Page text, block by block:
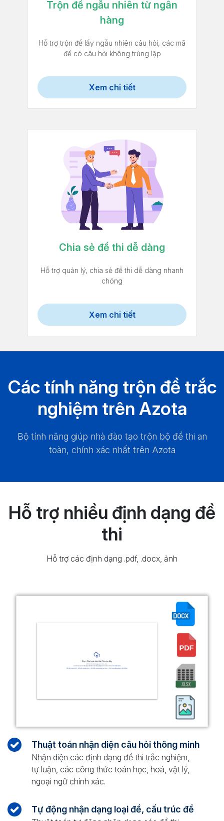
Trộn đề ngẫu nhiên từ ngân
hàng
Hỗ trợ trộn đề lấy ngẫu nhiên câu hỏi, các mã
đề có câu hỏi không trùng lặp
Xem chi tiết
Chia sẻ đề thi dễ dàng
Hỗ trợ quản lý, chia sẻ đề thi dễ dàng nhanh
chóng
Xem chi tiết
Các tính năng trộn đề trắc
nghiệm trên Azota
Bộ tính năng giúp nhà đào tạo trộn bộ đề thi an
toàn, chính xác nhất trên Azota
Hỗ trợ nhiều định dạng đề
thi
Hỗ trợ các định dạng .pdf, .docx, ảnh
Thuật toán nhận diện câu hỏi thông minh
Nhận diện các định dạng đề thi trắc nghiệm,
tự luận, các công thức toán học, hoá, vật lý,
ngoại ngữ chính xác.
Tự động nhận dạng loại đề, cấu trúc đề